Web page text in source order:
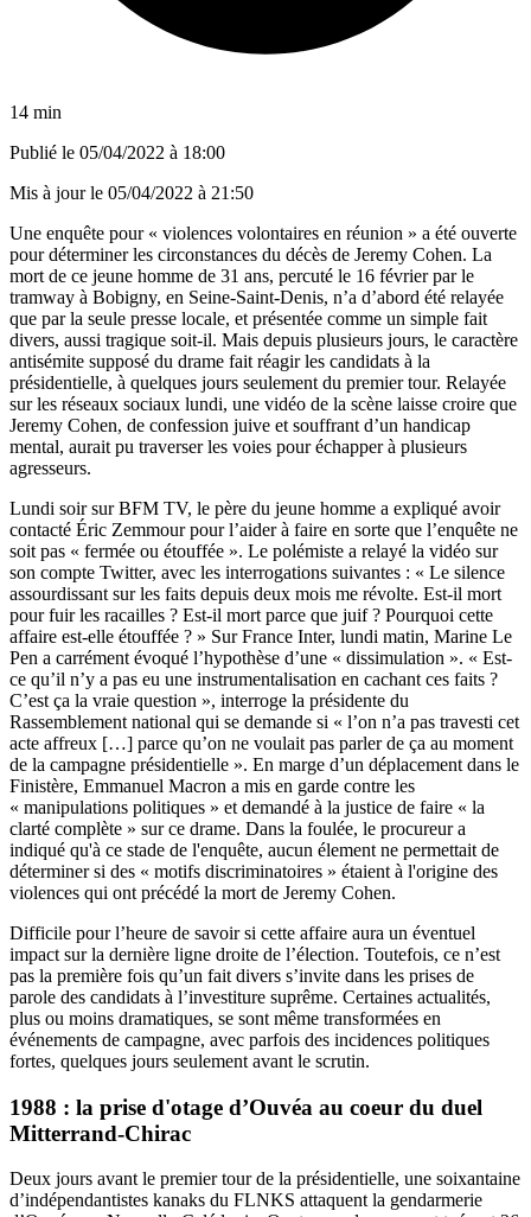
14 min
Publié le 05/04/2022 à 18:00
Mis à jour le 05/04/2022 à 21:50
Une enquête pour « violences volontaires en réunion » a été ouverte
pour déterminer les circonstances du décès de Jeremy Cohen. La
mort de ce jeune homme de 31 ans, percuté le 16 février par le
tramway à Bobigny, en Seine-Saint-Denis, n’a d’abord été relayée
que par la seule presse locale, et présentée comme un simple fait
divers, aussi tragique soit-il. Mais depuis plusieurs jours, le caractère
antisémite supposé du drame fait réagir les candidats à la
présidentielle, à quelques jours seulement du premier tour. Relayée
sur les réseaux sociaux lundi, une vidéo de la scène laisse croire que
Jeremy Cohen, de confession juive et souffrant d’un handicap
mental, aurait pu traverser les voies pour échapper à plusieurs
agresseurs.
Lundi soir surBFM TV, le père du jeune homme a expliqué avoir
contacté Éric Zemmour pour l’aider à faire en sorte que l’enquête ne
soit pas « fermée ou étouffée ». Le polémiste a relayé la vidéo sur
son compte Twitter, avec les interrogations suivantes : « Le silence
assourdissant sur les faits depuis deux mois me révolte. Est-il mort
pour fuir les racailles ? Est-il mort parce que juif ? Pourquoi cette
affaire est-elle étouffée ? » SurFrance Inter, lundi matin, Marine Le
Pen a carrément évoqué l’hypothèse d’une « dissimulation ». « Est-
ce qu’il n’y a pas eu une instrumentalisation en cachant ces faits ?
C’est ça la vraie question », interroge la présidente du
Rassemblement national qui se demande si « l’on n’a pas travesti cet
acte affreux […] parce qu’on ne voulait pas parler de ça au moment
de la campagne présidentielle ». En marge d’un déplacement dans le
Finistère, Emmanuel Macron a mis en garde contre les
« manipulations politiques » et demandé à la justice de faire « la
clarté complète » sur ce drame. Dans la foulée, le procureur a
indiqué qu'à ce stade de l'enquête, aucun élement ne permettait de
déterminer si des « motifs discriminatoires » étaient à l'origine des
violences qui ont précédé la mort de Jeremy Cohen.
Difficile pour l’heure de savoir si cette affaire aura un éventuel
impact sur la dernière ligne droite de l’élection. Toutefois, ce n’est
pas la première fois qu’un fait divers s’invite dans les prises de
parole des candidats à l’investiture suprême. Certaines actualités,
plus ou moins dramatiques, se sont même transformées en
événements de campagne, avec parfois des incidences politiques
fortes, quelques jours seulement avant le scrutin.
1988 : la prise d'otage d’Ouvéa au coeur du duel
Mitterrand-Chirac
Deux jours avant le premier tour de la présidentielle, une soixantaine
d’indépendantistes kanaks du FLNKS attaquent la gendarmerie